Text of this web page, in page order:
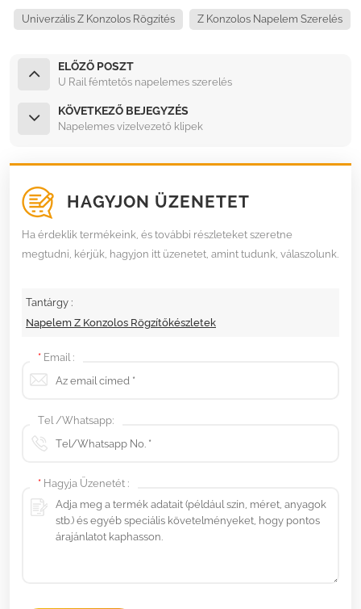
Univerzális Z Konzolos Rögzítés Z Konzolos Napelem Szerelés
ELŐZŐ POSZT
U Rail fémtetős napelemes szerelés
KÖVETKEZŐ BEJEGYZÉS
Napelemes vízelvezető klipek
HAGYJON ÜZENETET
Ha érdeklik termékeink, és további részleteket szeretne
megtudni, kérjük, hagyjon itt üzenetet, amint tudunk, válaszolunk.
Tantárgy :
Napelem Z Konzolos Rögzítőkészletek
* Email :
Tel /Whatsapp:
* Hagyja Üzenetét :